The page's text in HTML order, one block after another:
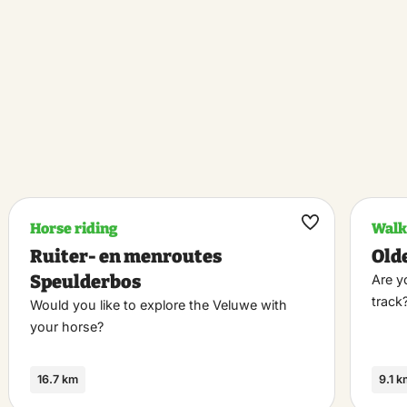
Horse riding
Ruiter- en menroutes
Speulderbos
Would you like to explore the Veluwe with
your horse?
16.7 km
Maak
Are
9.1